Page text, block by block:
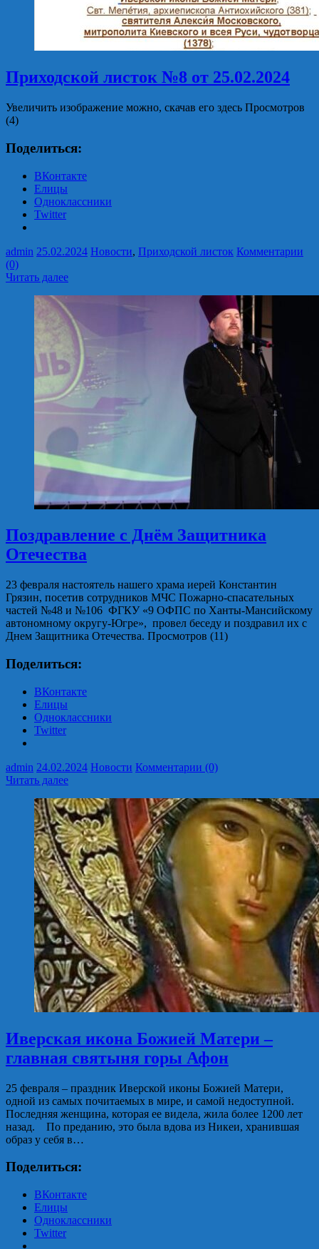
Приходской листок №8 от 25.02.2024
Увеличить изображение можно, скачав его здесь Просмотров
(4)
Поделиться:
ВКонтакте
Елицы
Одноклассники
Twitter
admin 25.02.2024 Новости, Приходской листок Комментарии
(0)
Читать далее
Поздравление с Днём Защитника
Отечества
23 февраля настоятель нашего храма иерей Константин
Грязин, посетив сотрудников МЧС Пожарно-спасательных
частей №48 и №106 ФГКУ «9 ОФПС по Ханты-Мансийскому
автономному округу-Югре», провел беседу и поздравил их с
Днем Защитника Отечества. Просмотров (11)
Поделиться:
ВКонтакте
Елицы
Одноклассники
Twitter
admin 24.02.2024 Новости Комментарии (0)
Читать далее
Иверская икона Божией Матери –
главная святыня горы Афон
25 февраля – праздник Иверской иконы Божией Матери,
одной из самых почитаемых в мире, и самой недоступной.
Последняя женщина, которая ее видела, жила более 1200 лет
назад. По преданию, это была вдова из Никеи, хранившая
образ у себя в…
Поделиться:
ВКонтакте
Елицы
Одноклассники
Twitter